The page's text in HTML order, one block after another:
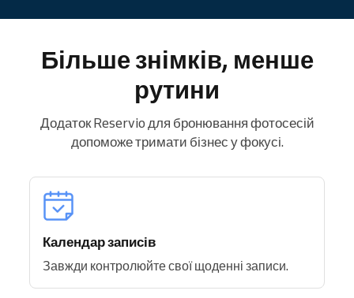
Більше знімків, менше
рутини
Додаток Reservio для бронювання фотосесій
допоможе тримати бізнес у фокусі.
Календар записів
Завжди контролюйте свої щоденні записи.